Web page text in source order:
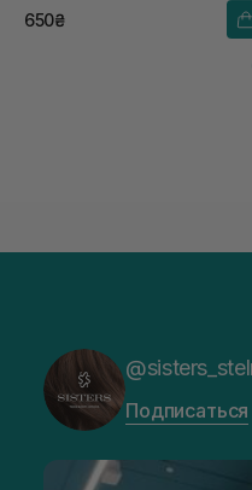
650₴
Подписаться